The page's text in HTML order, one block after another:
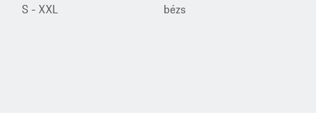
S - XXL
bézs